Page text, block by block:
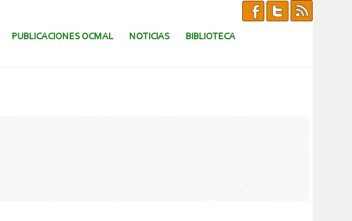
PUBLICACIONES OCMAL NOTICIAS BIBLIOTECA